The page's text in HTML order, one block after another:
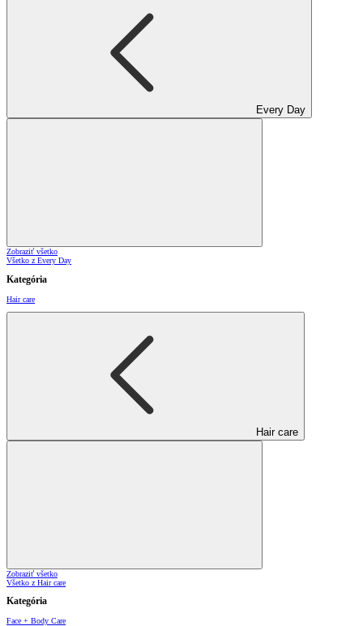
Every Day
Zobraziť všetko
Všetko z Every Day
Kategória
Hair care
Hair care
Zobraziť všetko
Všetko z Hair care
Kategória
Face + Body Care